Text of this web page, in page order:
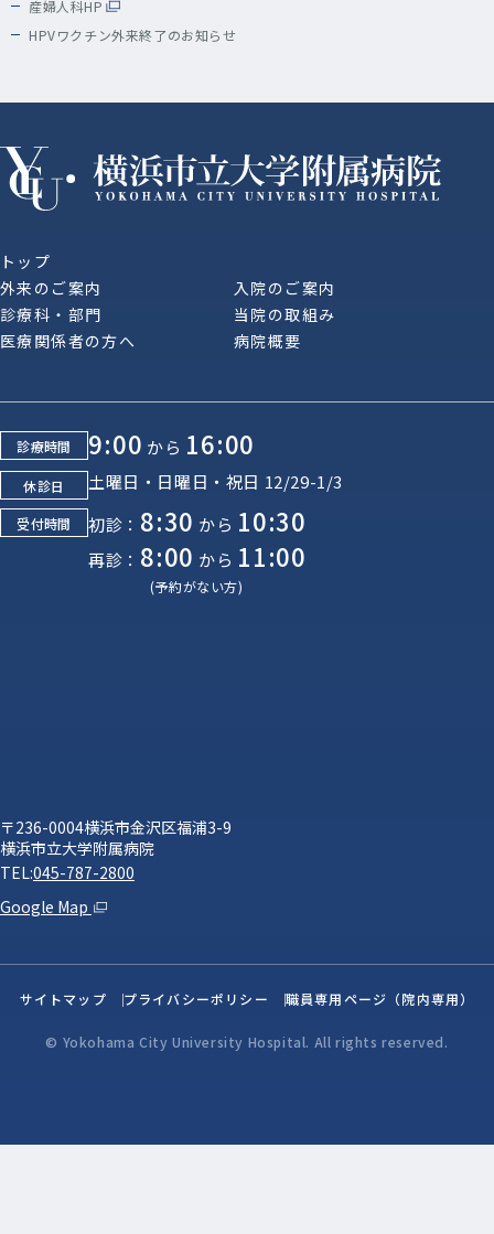
産婦人科HP
HPVワクチン外来終了のお知らせ
トップ
外来のご案内
入院のご案内
診療科・部門
当院の取組み
医療関係者の方へ
病院概要
診療時間 9:00 から 16:00
休診日 土曜日・日曜日・祝日 12/29-1/3
受付時間 初診： 8:30 から 10:30
再診： 8:00 から 11:00
(予約がない方)
〒236-0004横浜市金沢区福浦3-9
横浜市立大学附属病院
TEL:045-787-2800
Google Map
サイトマップ プライバシーポリシー 職員専用ページ（院内専用）
© Yokohama City University Hospital. All rights reserved.